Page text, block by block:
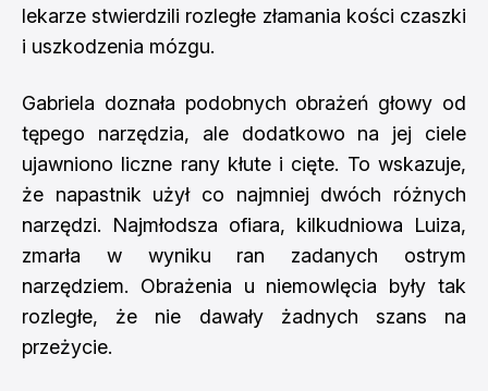
lekarze stwierdzili rozległe złamania kości czaszki
i uszkodzenia mózgu.
Gabriela doznała podobnych obrażeń głowy od
tępego narzędzia, ale dodatkowo na jej ciele
ujawniono liczne rany kłute i cięte. To wskazuje,
że napastnik użył co najmniej dwóch różnych
narzędzi. Najmłodsza ofiara, kilkudniowa Luiza,
zmarła w wyniku ran zadanych ostrym
narzędziem. Obrażenia u niemowlęcia były tak
rozległe, że nie dawały żadnych szans na
przeżycie.